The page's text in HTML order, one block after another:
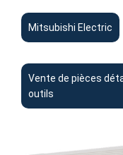
Mitsubishi Electric
Vente de pièces
outils